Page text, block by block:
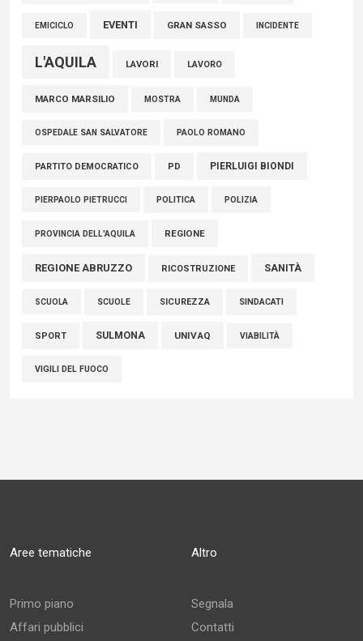
EMICICLO EVENTI GRAN SASSO INCIDENTE
L'AQUILA LAVORI LAVORO
MARCO MARSILIO MOSTRA MUNDA
OSPEDALE SAN SALVATORE PAOLO ROMANO
PARTITO DEMOCRATICO PD PIERLUIGI BIONDI
PIERPAOLO PIETRUCCI POLITICA POLIZIA
PROVINCIA DELL'AQUILA REGIONE
REGIONE ABRUZZO RICOSTRUZIONE SANITÀ
SCUOLA SCUOLE SICUREZZA SINDACATI
SPORT SULMONA UNIVAQ VIABILITÀ
VIGILI DEL FUOCO
Aree tematiche
Primo piano
Affari pubblici
Altro
Segnala
Contatti